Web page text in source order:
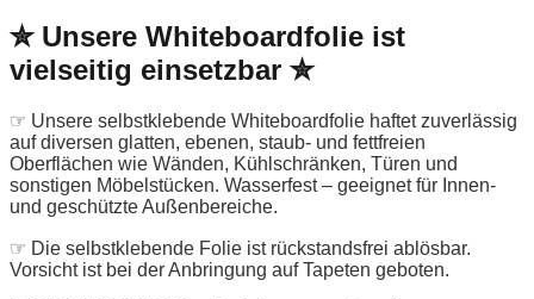
✮ Unsere Whiteboardfolie ist
vielseitig einsetzbar ✮
☞ Unsere selbstklebende Whiteboardfolie haftet zuverlässig
auf diversen glatten, ebenen, staub- und fettfreien
Oberflächen wie Wänden, Kühlschränken, Türen und
sonstigen Möbelstücken. Wasserfest – geeignet für Innen-
und geschützte Außenbereiche.
☞ Die selbstklebende Folie ist rückstandsfrei ablösbar.
Vorsicht ist bei der Anbringung auf Tapeten geboten.